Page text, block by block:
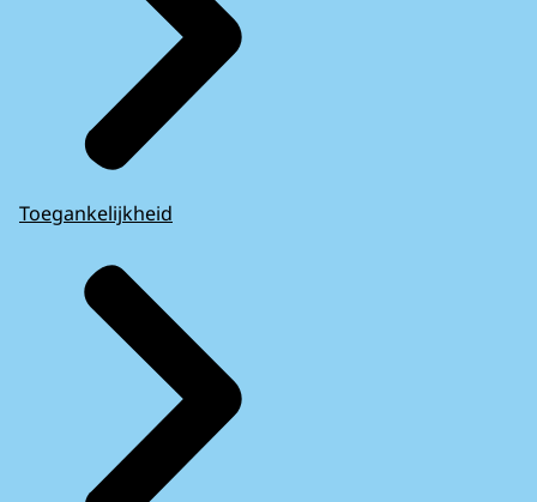
Toegankelijkheid